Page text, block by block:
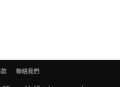
聯絡我們